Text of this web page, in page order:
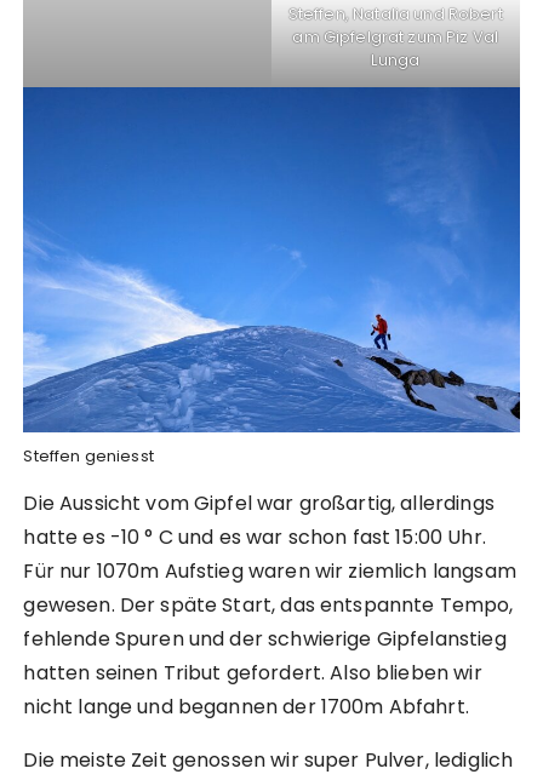
Steffen, Natalia und Robert
am Gipfelgrat zum Piz Val
Lunga
Steffen geniesst
Die Aussicht vom Gipfel war großartig, allerdings
hatte es -10 ° C und es war schon fast 15:00 Uhr.
Für nur 1070m Aufstieg waren wir ziemlich langsam
gewesen. Der späte Start, das entspannte Tempo,
fehlende Spuren und der schwierige Gipfelanstieg
hatten seinen Tribut gefordert. Also blieben wir
nicht lange und begannen der 1700m Abfahrt.
Die meiste Zeit genossen wir super Pulver, lediglich